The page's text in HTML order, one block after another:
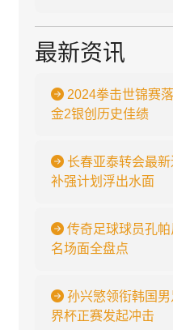
最新资讯
2024拳击世锦赛
金2银创历史佳绩
长春亚泰转会最
补强计划浮出水面
传奇足球球员孔
名场面全盘点
孙兴慜领衔韩国
界杯正赛发起冲击